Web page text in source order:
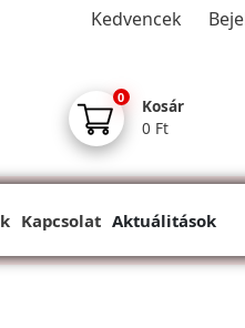
Kedvencek
0
Kosár
0 Ft
Kapcsolat Aktuálitások